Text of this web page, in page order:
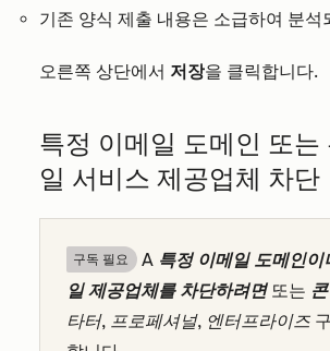
기존 양식 제출 내용은 소급하여 분석
오른쪽 상단에서 저장을 클릭합니다.
특정 이메일 도메인 또는
일 서비스 제공업체 차단
구독 필요 A 특정 이메일 도메인이
일 제공업체를 차단하려면 또는
타터, 프로페셔널, 엔터프라이즈